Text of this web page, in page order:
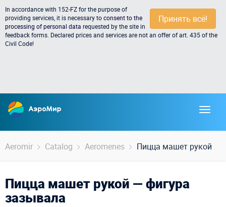
Принять всё!
In accordance with 152-FZ for the purpose of
providing services, it is necessary toconsent to the
processing of personal data requested by the site in
feedback forms. Declared prices and services are not an offer of art. 435 of the
Civil Code!
Aeromir Catalog Aeromenes Пицца машет рукой
Пицца машет рукой — фигура
зазывала